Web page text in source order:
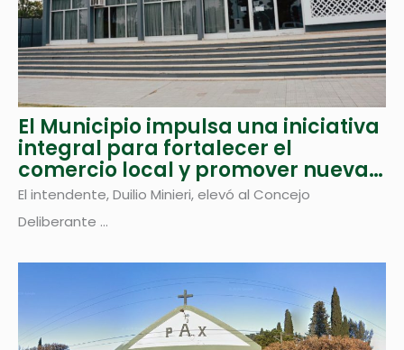
El Municipio impulsa una iniciativa
integral para fortalecer el
comercio local y promover nuevas
inversiones
El intendente, Duilio Minieri, elevó al Concejo
Deliberante ...